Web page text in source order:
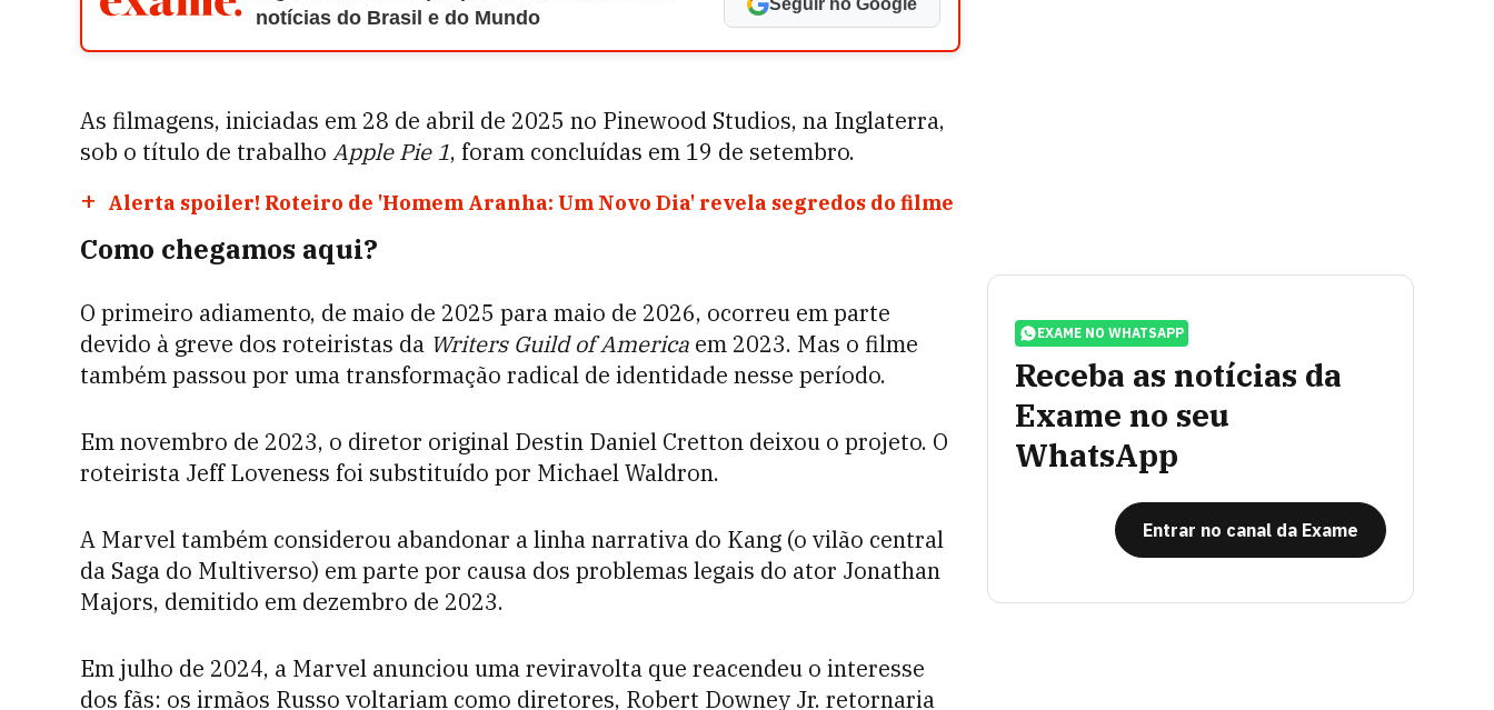
notícias do Brasil e do Mundo
Seguir no Google
As filmagens, iniciadas em 28 de abril de 2025 no Pinewood Studios, na Inglaterra,
sob o título de trabalho Apple Pie 1, foram concluídas em 19 de setembro.
Alerta spoiler! Roteiro de 'Homem Aranha: Um Novo Dia' revela segredos do filme
Como chegamos aqui?
O primeiro adiamento, de maio de 2025 para maio de 2026, ocorreu em parte
devido à greve dos roteiristas da Writers Guild of America em 2023. Mas o filme
também passou por uma transformação radical de identidade nesse período.
Em novembro de 2023, o diretor original Destin Daniel Cretton deixou o projeto. O
roteirista Jeff Loveness foi substituído por Michael Waldron.
A Marvel também considerou abandonar a linha narrativa do Kang (o vilão central
da Saga do Multiverso) em parte por causa dos problemas legais do ator Jonathan
Majors, demitido em dezembro de 2023.
Em julho de 2024, a Marvel anunciou uma reviravolta que reacendeu o interesse
dos fãs: os irmãos Russo voltariam como diretores, Robert Downey Jr. retornaria
EXAME NO WHATSAPP
Receba as notícias da
Exame no seu
WhatsApp
Entrar no canal da Exame